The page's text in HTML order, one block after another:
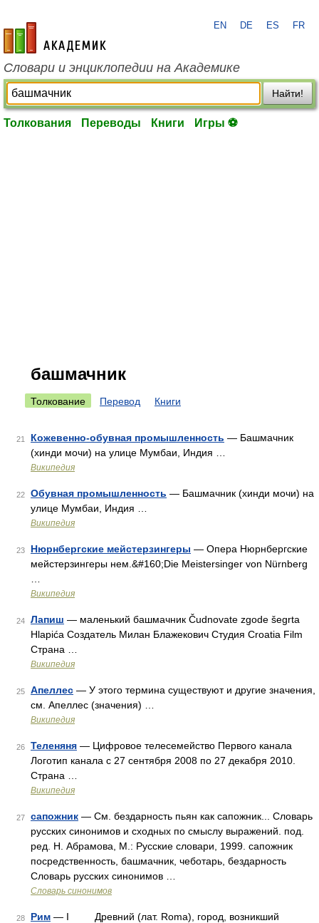
academic.ru
EN DE ES FR
Словари и энциклопедии на Академике
Найти!
Толкования Переводы Книги Игры ⚽
башмачник
Толкование Перевод Книги
21 Кожевенно-обувная промышленность — Башмачник
(хинди мочи) на улице Мумбаи, Индия …
Википедия
22 Обувная промышленность — Башмачник (хинди мочи) на
улице Мумбаи, Индия …
Википедия
23 Нюрнбергские мейстерзингеры — Опера Нюрнбергские
мейстерзингеры нем.&#160;Die Meistersinger von Nürnberg
Википедия
24 Лапиш — маленький башмачник Čudnovate zgode šegrta
Hlapića Создатель Милан Блажекович Студия Croatia Film
Страна …
Википедия
25 Апеллес — У этого термина существуют и другие значения,
см. Апеллес (значения) …
Википедия
26 Теленяня — Цифровое телесемейство Первого канала
Логотип канала с 27 сентября 2008 по 27 декабря 2010.
Страна …
Википедия
27 сапожник — См. бездарность пьян как сапожник... Словарь
русских синонимов и сходных по смыслу выражений. под.
ред. Н. Абрамова, М.: Русские словари, 1999. сапожник
посредственность, башмачник, чеботарь, бездарность
Словарь русских синонимов …
Словарь синонимов
28 Рим — I Древний (лат. Roma), город, возникший